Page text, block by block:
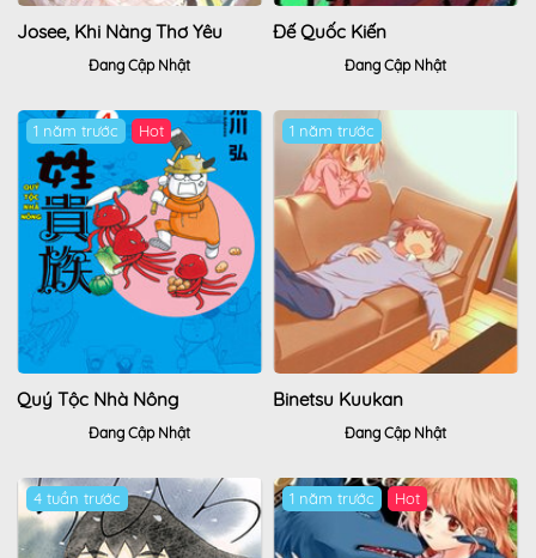
Josee, Khi Nàng Thơ Yêu
Đang Cập Nhật
Đế Quốc Kiến
Đang Cập Nhật
1 năm trước
Quý Tộc Nhà Nông
Đang Cập Nhật
1 năm trước
Binetsu Kuukan
Đang Cập Nhật
4 tuần trước 1 năm trước